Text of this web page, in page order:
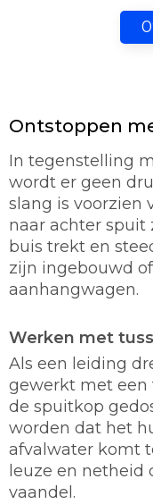
Ontstoppen
In tegenstelling
wordt er geen
slang is voorzien
naar achter spuit
buis trekt en
zijn ingebouwd
aanhangwagen.
Werken met
Als een leiding
gewerkt met een
de spuitkop
worden dat het
afvalwater komt
leuze en netheid
vaandel.